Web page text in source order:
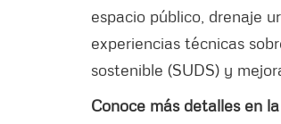
espacio público, drenaje
experiencias técnicas
sostenible (SUDS) y
Conoce más detalles en